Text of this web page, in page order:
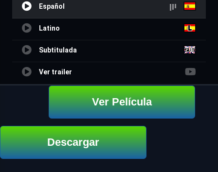
Español
Latino
Subtitulada
Ver trailer
Ver Película
Descargar